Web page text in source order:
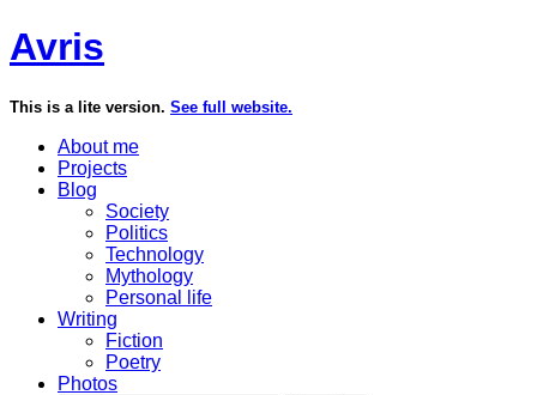
Avris
This is a lite version. See full website.
About me
Projects
Blog
Society
Politics
Technology
Mythology
Personal life
Writing
Fiction
Poetry
Photos